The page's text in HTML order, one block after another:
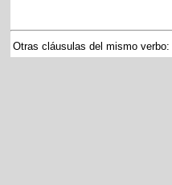
Otras cláusulas del mismo verbo: